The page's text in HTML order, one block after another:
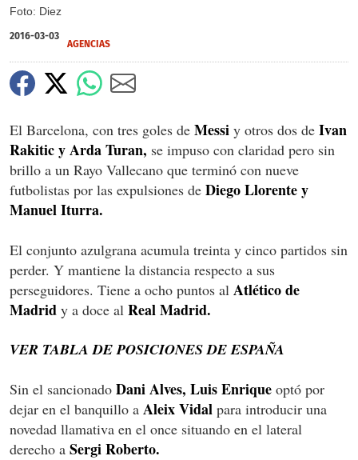
Foto: Diez
2016-03-03
AGENCIAS
El Barcelona, con tres goles de Messi y otros dos de Ivan
Rakitic y Arda Turan, se impuso con claridad pero sin
brillo a un Rayo Vallecano que terminó con nueve
futbolistas por las expulsiones de Diego Llorente y
Manuel Iturra.
El conjunto azulgrana acumula treinta y cinco partidos sin
perder. Y mantiene la distancia respecto a sus
perseguidores. Tiene a ocho puntos al Atlético de
Madrid y a doce al Real Madrid.
VER TABLA DE POSICIONES DE ESPAÑA
Sin el sancionado Dani Alves, Luis Enrique optó por
dejar en el banquillo a Aleix Vidal para introducir una
novedad llamativa en el once situando en el lateral
derecho a Sergi Roberto.